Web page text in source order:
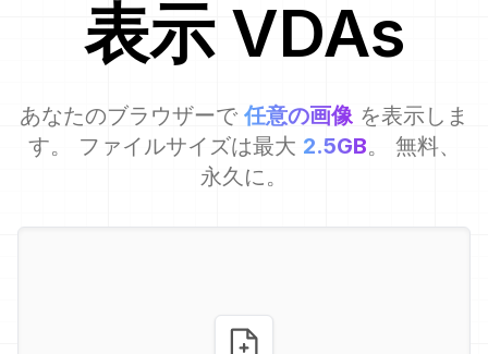
表示 VDAs
あなたのブラウザーで 任意の画像 を表示しま
す。 ファイルサイズは最大 2.5GB。 無料、
永久に。